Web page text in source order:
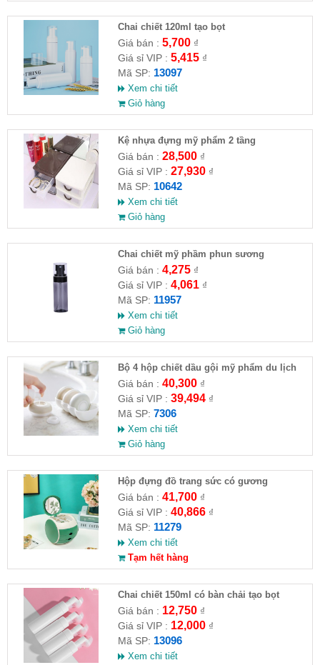
Chai chiết 120ml tạo bọt
Giá bán : 5,700₫
Giá sỉ VIP : 5,415₫
Mã SP: 13097
Xem chi tiết
Giỏ hàng
Kệ nhựa đựng mỹ phẩm 2 tầng
Giá bán : 28,500₫
Giá sỉ VIP : 27,930₫
Mã SP: 10642
Xem chi tiết
Giỏ hàng
Chai chiết mỹ phầm phun sương
Giá bán : 4,275₫
Giá sỉ VIP : 4,061₫
Mã SP: 11957
Xem chi tiết
Giỏ hàng
Bộ 4 hộp chiết dầu gội mỹ phẩm du lịch
Giá bán : 40,300₫
Giá sỉ VIP : 39,494₫
Mã SP: 7306
Xem chi tiết
Giỏ hàng
Hộp đựng đồ trang sức có gương
Giá bán : 41,700₫
Giá sỉ VIP : 40,866₫
Mã SP: 11279
Xem chi tiết
Tạm hết hàng
Chai chiết 150ml có bàn chải tạo bọt
Giá bán : 12,750₫
Giá sỉ VIP : 12,000₫
Mã SP: 13096
Xem chi tiết